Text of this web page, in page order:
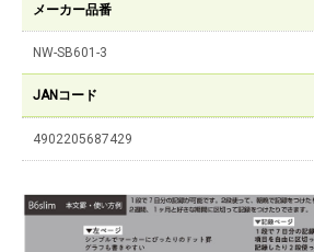
メーカー品番
NW-SB601-3
JANコード
4902205687429